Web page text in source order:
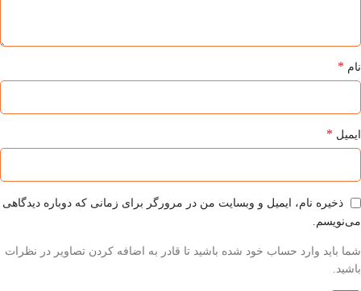
نام *
ایمیل *
ذخیره نام، ایمیل و وبسایت من در مرورگر برای زمانی که دوباره دیدگاهی
می‌نویسم.
شما باید وارد حساب خود شده باشید تا قادر به اضافه کردن تصاویر در نظرات
باشید.